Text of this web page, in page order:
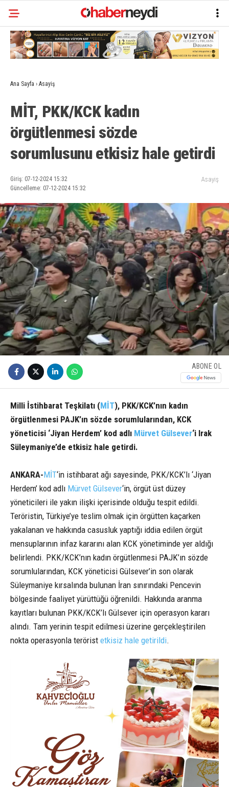
Ana Sayfa › Asayiş
MİT, PKK/KCK kadın
örgütlenmesi sözde
sorumlusunu etkisiz hale getirdi
Giriş: 07-12-2024 15:32
Güncelleme: 07-12-2024 15:32
Asayiş
ABONE OL
Milli İstihbarat Teşkilatı (MİT), PKK/KCK’nın kadın
örgütlenmesi PAJK’ın sözde sorumlularından, KCK
yöneticisi ‘Jiyan Herdem’ kod adlı Mürvet Gülsever‘i Irak
Süleymaniye’de etkisiz hale getirdi.
ANKARA-MİT‘in istihbarat ağı sayesinde, PKK/KCK’lı ‘Jiyan
Herdem’ kod adlı Mürvet Gülsever‘in, örgüt üst düzey
yöneticileri ile yakın ilişki içerisinde olduğu tespit edildi.
Teröristin, Türkiye’ye teslim olmak için örgütten kaçarken
yakalanan ve hakkında casusluk yaptığı iddia edilen örgüt
mensuplarının infaz kararını alan KCK yönetiminde yer aldığı
belirlendi. PKK/KCK’nın kadın örgütlenmesi PAJK’ın sözde
sorumlularından, KCK yöneticisi Gülsever’in son olarak
Süleymaniye kırsalında bulunan İran sınırındaki Pencevin
bölgesinde faaliyet yürüttüğü öğrenildi. Hakkında aranma
kayıtları bulunan PKK/KCK’lı Gülsever için operasyon kararı
alındı. Tam yerinin tespit edilmesi üzerine gerçekleştirilen
nokta operasyonla terörist etkisiz hale getirildi.